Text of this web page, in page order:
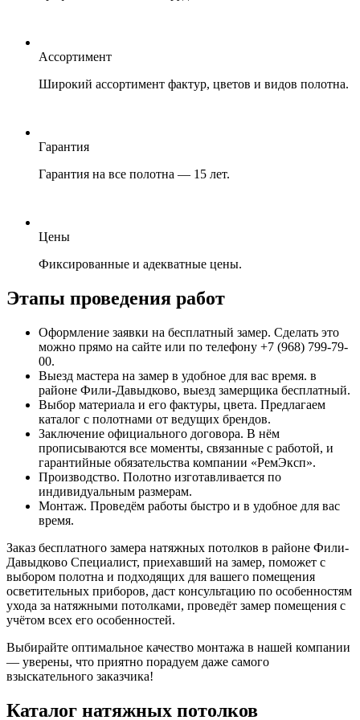
Ассортимент
Широкий ассортимент фактур, цветов и видов полотна.
Гарантия
Гарантия на все полотна — 15 лет.
Цены
Фиксированные и адекватные цены.
Этапы проведения работ
Оформление заявки на бесплатный замер. Сделать это
можно прямо на сайте или по телефону +7 (968) 799-79-
00.
Выезд мастера на замер в удобное для вас время. в
районе Фили-Давыдково, выезд замерщика бесплатный.
Выбор материала и его фактуры, цвета. Предлагаем
каталог с полотнами от ведущих брендов.
Заключение официального договора. В нём
прописываются все моменты, связанные с работой, и
гарантийные обязательства компании «РемЭксп».
Производство. Полотно изготавливается по
индивидуальным размерам.
Монтаж. Проведём работы быстро и в удобное для вас
время.
Заказ бесплатного замера натяжных потолков в районе Фили-
Давыдково Специалист, приехавший на замер, поможет с
выбором полотна и подходящих для вашего помещения
осветительных приборов, даст консультацию по особенностям
ухода за натяжными потолками, проведёт замер помещения с
учётом всех его особенностей.
Выбирайте оптимальное качество монтажа в нашей компании
— уверены, что приятно порадуем даже самого
взыскательного заказчика!
Каталог натяжных потолков